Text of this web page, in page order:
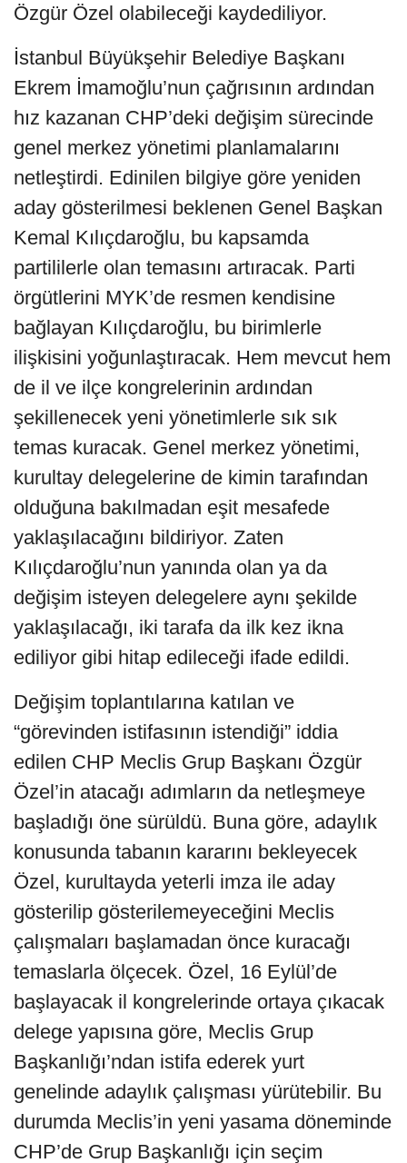
Özgür Özel olabileceği kaydediliyor.
İstanbul Büyükşehir Belediye Başkanı
Ekrem İmamoğlu’nun çağrısının ardından
hız kazanan CHP’deki değişim sürecinde
genel merkez yönetimi planlamalarını
netleştirdi. Edinilen bilgiye göre yeniden
aday gösterilmesi beklenen Genel Başkan
Kemal Kılıçdaroğlu, bu kapsamda
partililerle olan temasını artıracak. Parti
örgütlerini MYK’de resmen kendisine
bağlayan Kılıçdaroğlu, bu birimlerle
ilişkisini yoğunlaştıracak. Hem mevcut hem
de il ve ilçe kongrelerinin ardından
şekillenecek yeni yönetimlerle sık sık
temas kuracak. Genel merkez yönetimi,
kurultay delegelerine de kimin tarafından
olduğuna bakılmadan eşit mesafede
yaklaşılacağını bildiriyor. Zaten
Kılıçdaroğlu’nun yanında olan ya da
değişim isteyen delegelere aynı şekilde
yaklaşılacağı, iki tarafa da ilk kez ikna
ediliyor gibi hitap edileceği ifade edildi.
Değişim toplantılarına katılan ve
“görevinden istifasının istendiği” iddia
edilen CHP Meclis Grup Başkanı Özgür
Özel’in atacağı adımların da netleşmeye
başladığı öne sürüldü. Buna göre, adaylık
konusunda tabanın kararını bekleyecek
Özel, kurultayda yeterli imza ile aday
gösterilip gösterilemeyeceğini Meclis
çalışmaları başlamadan önce kuracağı
temaslarla ölçecek. Özel, 16 Eylül’de
başlayacak il kongrelerinde ortaya çıkacak
delege yapısına göre, Meclis Grup
Başkanlığı’ndan istifa ederek yurt
genelinde adaylık çalışması yürütebilir. Bu
durumda Meclis’in yeni yasama döneminde
CHP’de Grup Başkanlığı için seçim